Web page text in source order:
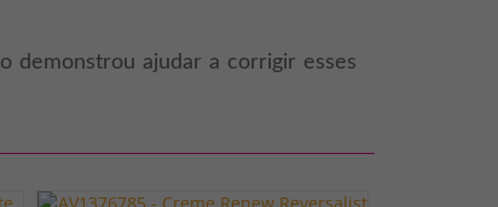
demonstrou ajudar a corrigir esses